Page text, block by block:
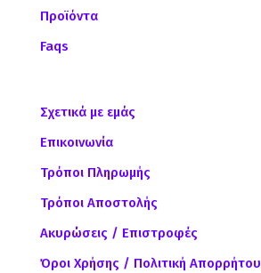
Προϊόντα
Faqs
Σχετικά με εμάς
Επικοινωνία
Τρόποι Πληρωμής
Τρόποι Αποστολής
Ακυρώσεις / Επιστροφές
Όροι Χρήσης / Πολιτική Απορρήτου